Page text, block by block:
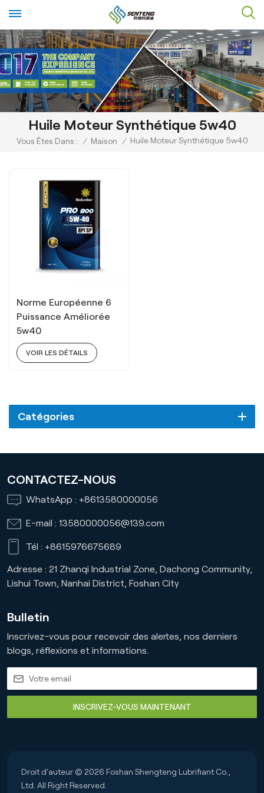
Huile Moteur Synthétique 5w40
Vous Êtes Dans : / Maison / Huile Moteur Synthétique 5w40
Norme Européenne 6
Puissance Améliorée
5w40
VOIR LES DÉTAILS
Catégories
CONTACTEZ-NOUS
WhatsApp : +8613580000056
E-mail : 13580000056@139.com
Tél : +8615976675689
Adresse : 21 Zhanqi Industrial Zone, Dachong Community,
Lishui Town, Nanhai District, Foshan City
Bulletin
Inscrivez-vous pour recevoir des alertes, nos derniers
blogs, réflexions et informations.
INSCRIVEZ-VOUS MAINTENANT
Droit d'auteur © 2026 Foshan Shengteng Lubrifiant Co.,
Ltd. All Right Reserved.